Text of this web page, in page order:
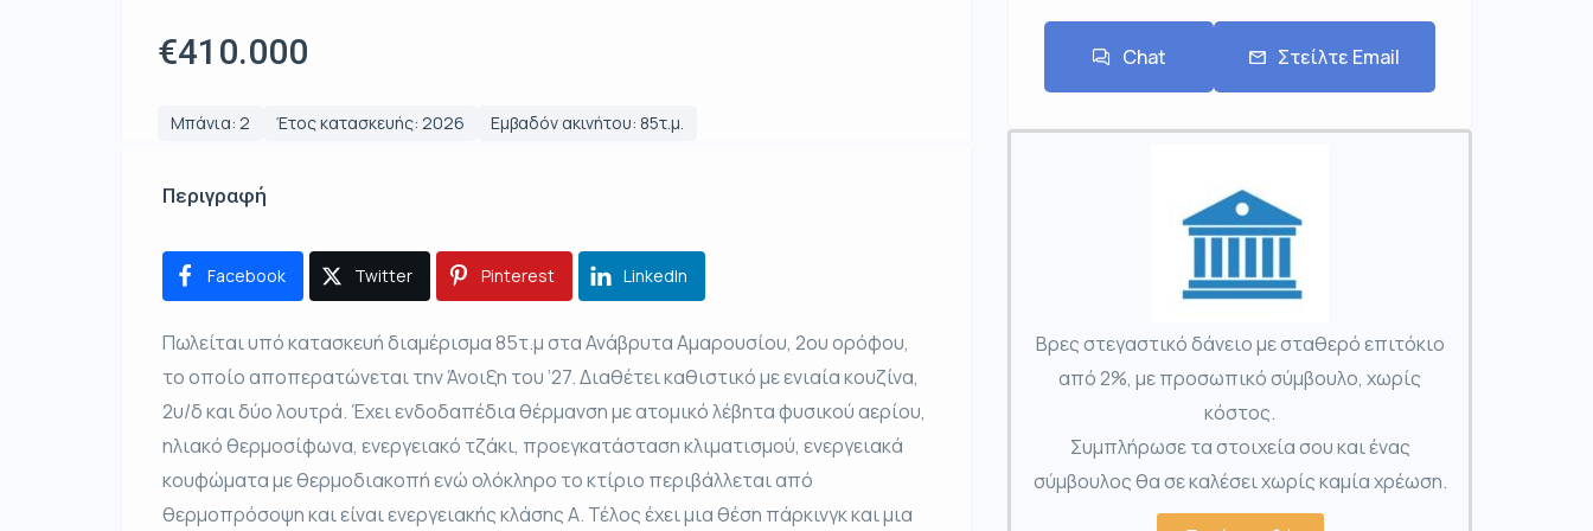
€410.000
Μπάνια: 2 Έτος κατασκευής: 2026 Εμβαδόν ακινήτου: 85τ.μ.
Περιγραφή
Facebook Twitter Pinterest LinkedIn
Πωλείται υπό κατασκευή διαμέρισμα 85τ.μ στα Ανάβρυτα Αμαρουσίου, 2ου ορόφου,
το οποίο αποπερατώνεται την Άνοιξη του ‘27. Διαθέτει καθιστικό με ενιαία κουζίνα,
2υ/δ και δύο λουτρά. Έχει ενδοδαπέδια θέρμανση με ατομικό λέβητα φυσικού αερίου,
ηλιακό θερμοσίφωνα, ενεργειακό τζάκι, προεγκατάσταση κλιματισμού, ενεργειακά
κουφώματα με θερμοδιακοπή ενώ ολόκληρο το κτίριο περιβάλλεται από
θερμοπρόσοψη και είναι ενεργειακής κλάσης Α. Τέλος έχει μια θέση πάρκινγκ και μια
Chat Στείλτε Email
Βρες στεγαστικό δάνειο με σταθερό επιτόκιο
από 2%, με προσωπικό σύμβουλο, χωρίς
κόστος.
Συμπλήρωσε τα στοιχεία σου και ένας
σύμβουλος θα σε καλέσει χωρίς καμία χρέωση.